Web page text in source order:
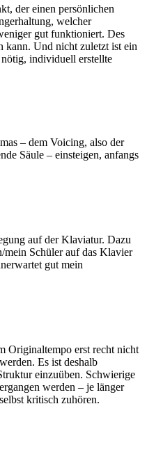
der einen persönlichen
welcher
gut funktioniert. Des
kann. Und nicht zuletzt ist ein
individuell erstellte
– dem Voicing, also der
Säule – einsteigen, anfangs
auf der Klaviatur. Dazu
mein Schüler auf das Klavier
gut mein
Originaltempo erst recht nicht
Es ist deshalb
einzuüben. Schwierige
werden – je länger
kritisch zuhören.